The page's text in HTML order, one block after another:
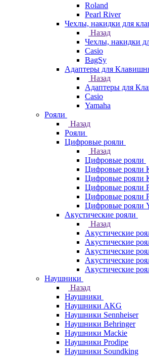
Roland
Pearl River
Чехлы, накидки для
Назад
Чехлы, накидки
Casio
BagSy
Адаптеры для
Назад
Адаптеры для
Casio
Yamaha
Рояли
Назад
Рояли
Цифровые рояли
Назад
Цифровые рояли
Цифровые рояли
Цифровые рояли
Цифровые рояли
Цифровые рояли
Цифровые рояли
Акустические рояли
Назад
Акустические
Акустические
Акустические
Акустические
Акустические
Наушники
Назад
Наушники
Наушники AKG
Наушники Sennheiser
Наушники Behringer
Наушники Mackie
Наушники Prodipe
Наушники Soundking